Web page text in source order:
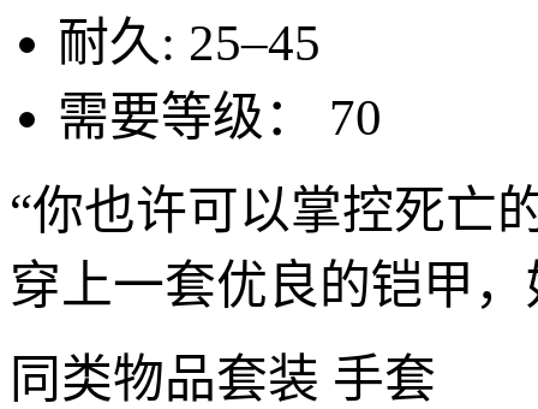
耐久: 25–45
需要等级：
70
“你也许可以掌控死亡
穿上一套优良的铠甲
同类物品套装 手套